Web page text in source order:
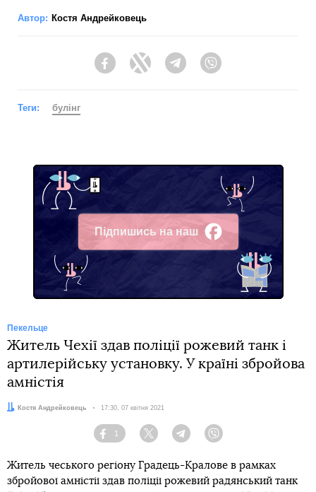
Автор: Костя Андрейковець
FacebookTwitter Telegram
Теги: булінг
Підпишись на наш
Facebook
Пекельце
Житель Чехії здав поліції рожевий танк і
артилерійську установку. У країні збройова
амністія
Автор:Костя Андрейковець Дата:
17:30, 07 квітня 2021
Facebook
1
Twitter TelegramViber
Житель чеського регіону Градець-Кралове в рамках
збройової амністії здав поліції рожевий радянський танк